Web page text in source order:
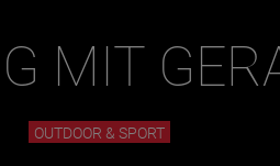
MIT
OUTDOOR & SPORT